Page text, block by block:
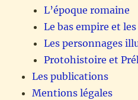
L’époque romaine
Le bas empire et
Les personnages
Protohistoire et
Les publications
Mentions légales